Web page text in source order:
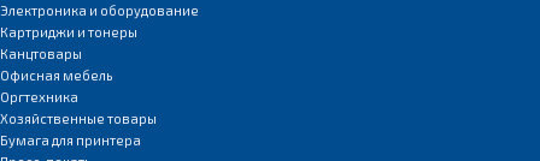
Электроника и оборудование
Картриджи и тонеры
Канцтовары
Офисная мебель
Оргтехника
Хозяйственные товары
Бумага для принтера